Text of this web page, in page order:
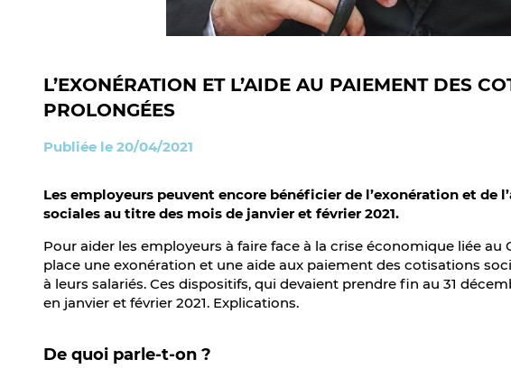
L’EXONÉRATION ET L’AIDE AU PAIEMENT DES
PROLONGÉES
Publiée le 20/04/2021
Les employeurs peuvent encore bénéficier de l’exonération et de
sociales au titre des mois de janvier et février 2021.
Pour aider les employeurs à faire face à la crise économique liée au
place une exonération et une aide aux paiement des cotisations
à leurs salariés. Ces dispositifs, qui devaient prendre fin au 31
en janvier et février 2021. Explications.
De quoi parle-t-on ?